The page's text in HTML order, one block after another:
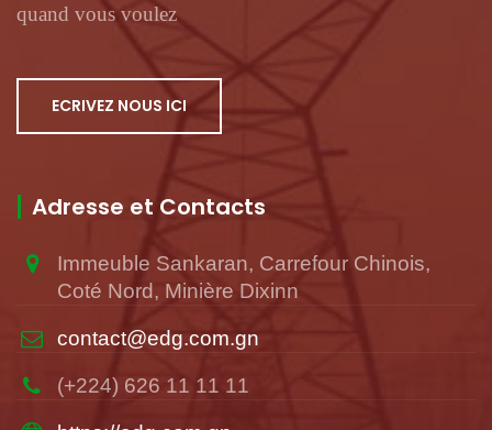
quand vous voulez
ECRIVEZ NOUS ICI
Adresse et Contacts
Immeuble Sankaran, Carrefour Chinois,
Coté Nord, Minière Dixinn
contact@edg.com.gn
(+224) 626 11 11 11